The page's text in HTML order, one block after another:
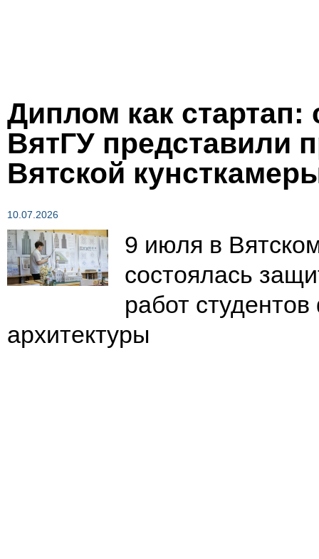
Диплом как стартап:
ВятГУ представили
Вятской
10.07.2026
9 июля в
состоялась
работ
архитектуры